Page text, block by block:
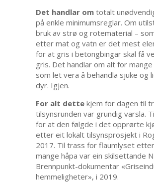
Det handlar om totalt
på enkle minimumsreglar. Om
bruk av strø og rotematerial –
etter mat og vatn er det mest
for at gris i betongbingar skal få
gris. Det handlar om alt for
som let vera å behandla sjuke og
dyr. Igjen.
For alt dette kjem for dagen til
tilsynsrunden var grundig varsla.
for at den følgde i det opprørte
etter eit lokalt tilsynsprosjekt i
2017. Til trass for flaumlyset
mange håpa var ein skilsettande
Brennpunkt-dokumentar
hemmeligheter», i 2019.